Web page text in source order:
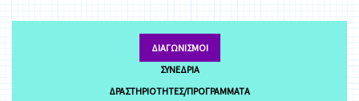
ΔΙΑΓΩΝΙΣΜΟΊ
ΣΥΝΈΔΡΙΑ
ΔΡΑΣΤΗΡΙΌΤΗΤΕΣ/ΠΡΟΓΡΆΜΜΑΤΑ